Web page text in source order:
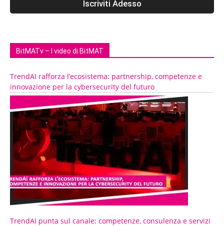
BitMATv – I video di BitMAT
TrendAI rafforza l’ecosistema: partnership, competenze e
innovazione per la cybersecurity del futuro
TrendAI punta sul canale: competenze, consulenza e servizi